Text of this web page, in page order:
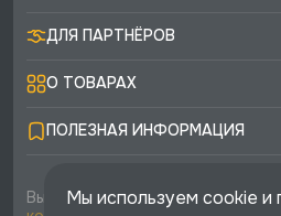
ДЛЯ ПАРТНЁРОВ
О ТОВАРАХ
ПОЛЕЗНАЯ ИНФОРМАЦИЯ
Вы соглашаетесь с условиями
Мы используем cookie и